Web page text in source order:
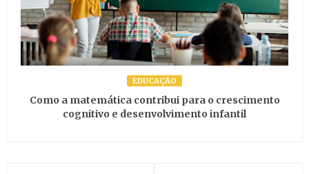
EDUCAÇÃO
Como a matemática contribui para o crescimento
cognitivo e desenvolvimento infantil